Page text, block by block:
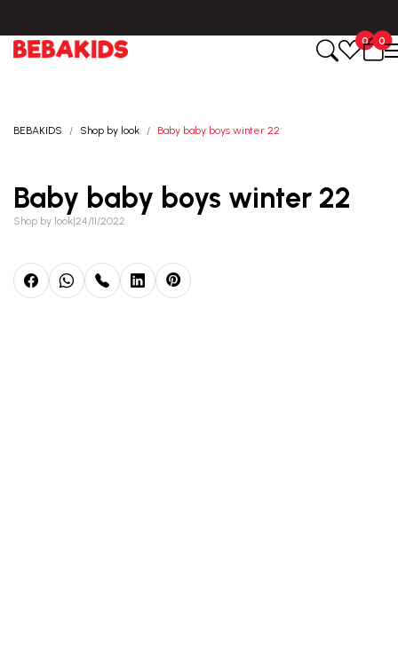
0
0
BEBAKIDS Shop by look Baby baby boys winter 22
Baby baby boys winter 22
Shop by look|24/11/2022
Registruj se i osvoji
uz prvu kupovinu